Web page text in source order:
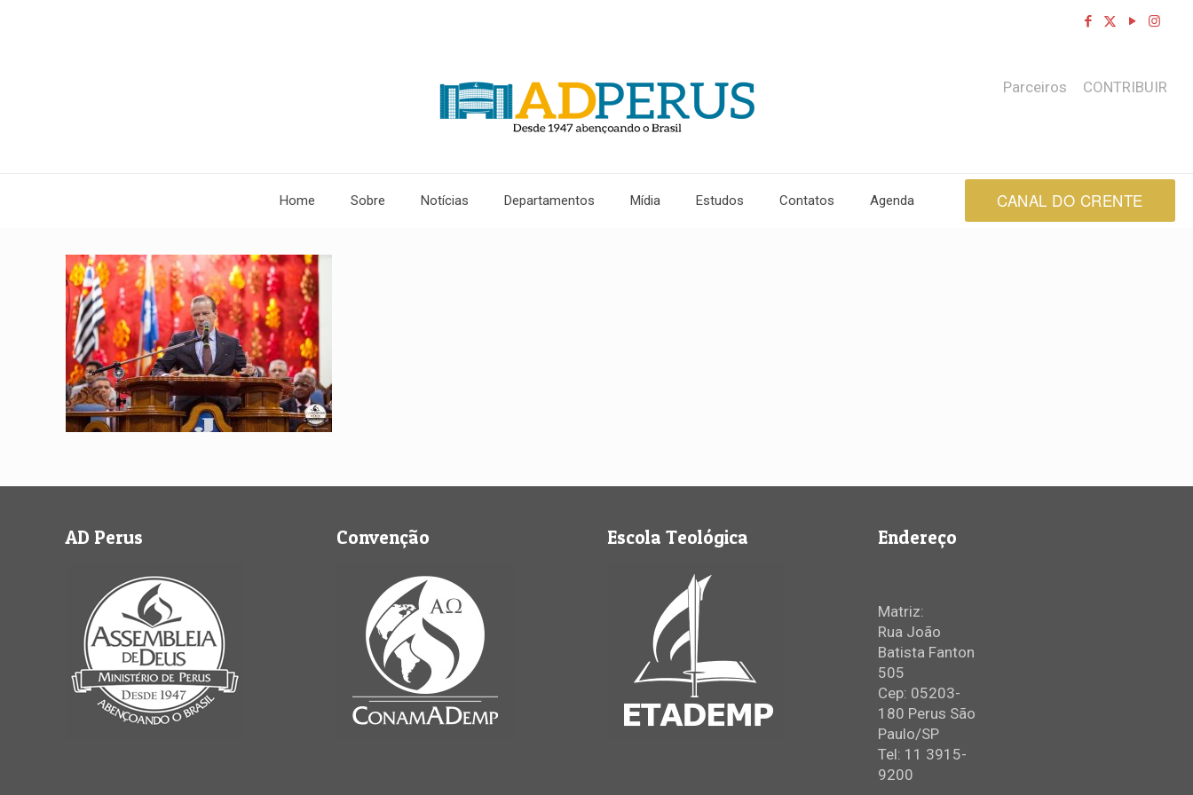
Home Sobre Notícias Departamentos Mídia Estudos Contatos Agenda
Parceiros CONTRIBUIR
CANAL DO CRENTE
AD Perus Convenção Escola Teológica Endereço
Matriz:
Rua João
Batista Fanton
505
Cep: 05203-
180 Perus São
Paulo/SP
Tel: 11 3915-
9200